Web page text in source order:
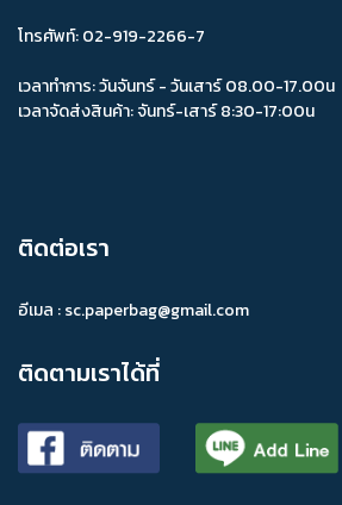
ถุงกระดาษสั่งผลิต
ผลิตถุงกระดาษตามแบบ
ผลิตถุงกระดา
ถุงกระดาษขยายข้าง ราคาส่ง
ถุงกระดาษขยายข้าง ราคาถูก
ถุงกระดา
โรงงานผลิตถุงกระดาษ
ถุงกระดาษใส่กล้
โทรศัพท์: 02-919-2266-7
เวลาทำการ: วันจันทร์ - วันเสาร์ 08.00-17.00น
เวลาจัดส่งสินค้า: จันทร์-เสาร์ 8:30-17:00น
ติดต่อเรา
อีเมล :sc.paperbag@gmail.com
ติดตามเราได้ที่